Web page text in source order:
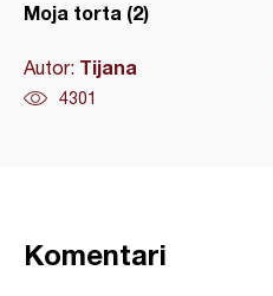
Moja torta (2)
Autor: Tijana
4301
Komentari